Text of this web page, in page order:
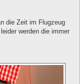
die Zeit im Flugzeug
werden die immer